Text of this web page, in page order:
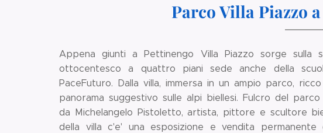
Parco Villa Piazzo
Appena giunti a Pettinengo Villa Piazzo sorge sulla
ottocentesco a quattro piani sede anche della
PaceFuturo. Dalla villa, immersa in un ampio parco,
panorama suggestivo sulle alpi biellesi. Fulcro del
da Michelangelo Pistoletto, artista, pittore e scultore
della villa c'e' una esposizione e vendita